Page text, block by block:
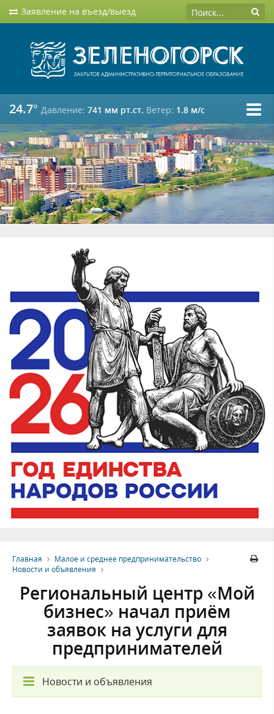
Заявление на въезд/выезд
24.7° Давление: 741 мм рт.ст. Ветер: 1.8 м/c
Главная
Малое и среднее предпринимательство
Новости и объявления
Региональный центр «Мой
бизнес» начал приём
заявок на услуги для
предпринимателей
Новости и объявления